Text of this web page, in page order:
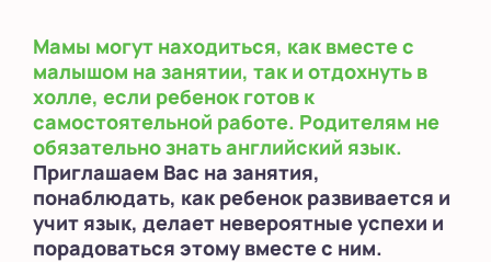
Мамы могут находиться, как вместе с
малышом на занятии, так и отдохнуть в
холле, если ребенок готов к
самостоятельной работе. Родителям не
обязательно знать английский язык.
Приглашаем Вас на занятия,
понаблюдать, как ребенок развивается и
учит язык, делает невероятные успехи и
порадоваться этому вместе с ним.